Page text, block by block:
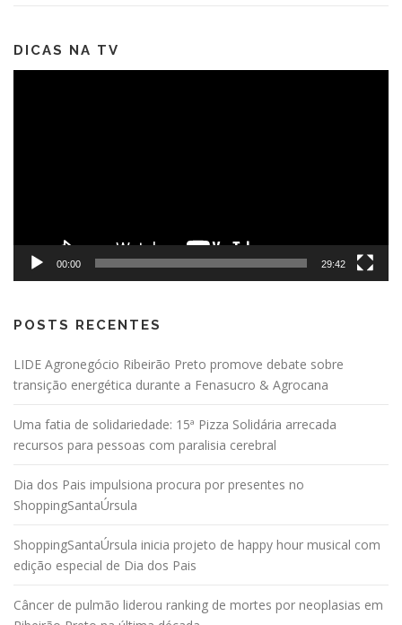
DICAS NA TV
00:00 29:42
POSTS RECENTES
LIDE Agronegócio Ribeirão Preto promove debate sobre
transição energética durante a Fenasucro & Agrocana
Uma fatia de solidariedade: 15ª Pizza Solidária arrecada
recursos para pessoas com paralisia cerebral
Dia dos Pais impulsiona procura por presentes no
ShoppingSantaÚrsula
ShoppingSantaÚrsula inicia projeto de happy hour musical com
edição especial de Dia dos Pais
Câncer de pulmão liderou ranking de mortes por neoplasias em